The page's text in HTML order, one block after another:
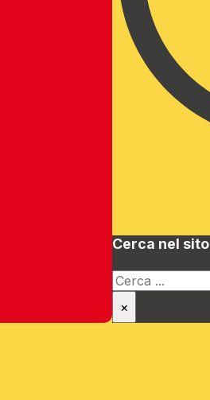
Cerca nel sito
Cerca
×